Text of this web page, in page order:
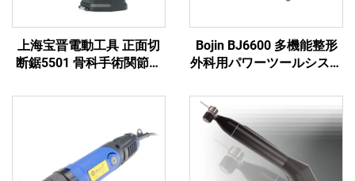
上海宝晋電動工具 正面切
断鋸5501 骨科手術関節外
Bojin BJ6600 多機能整形
外科用パワーツールシステ
ドリル・ソー・ドライバー
（外傷および関節手術用）